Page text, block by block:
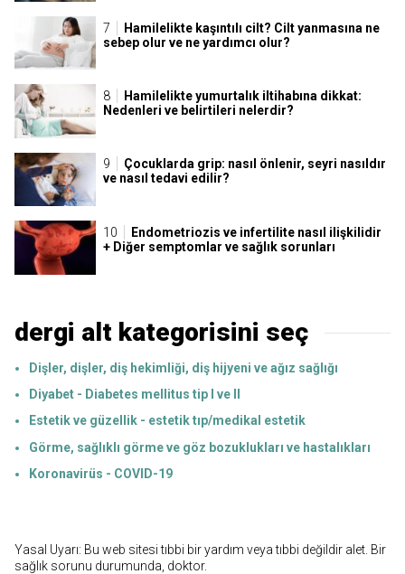
Hamilelikte kaşıntılı cilt? Cilt yanmasına ne
sebep olur ve ne yardımcı olur?
Hamilelikte yumurtalık iltihabına dikkat:
Nedenleri ve belirtileri nelerdir?
Çocuklarda grip: nasıl önlenir, seyri nasıldır
ve nasıl tedavi edilir?
Endometriozis ve infertilite nasıl ilişkilidir
+ Diğer semptomlar ve sağlık sorunları
dergi alt kategorisini seç
Dişler, dişler, diş hekimliği, diş hijyeni ve ağız sağlığı
Diyabet - Diabetes mellitus tip I ve II
Estetik ve güzellik - estetik tıp/medikal estetik
Görme, sağlıklı görme ve göz bozuklukları ve hastalıkları
Koronavirüs - COVID-19
Yasal Uyarı: Bu web sitesi tıbbi bir yardım veya tıbbi değildir alet. Bir
sağlık sorunu durumunda, doktor.